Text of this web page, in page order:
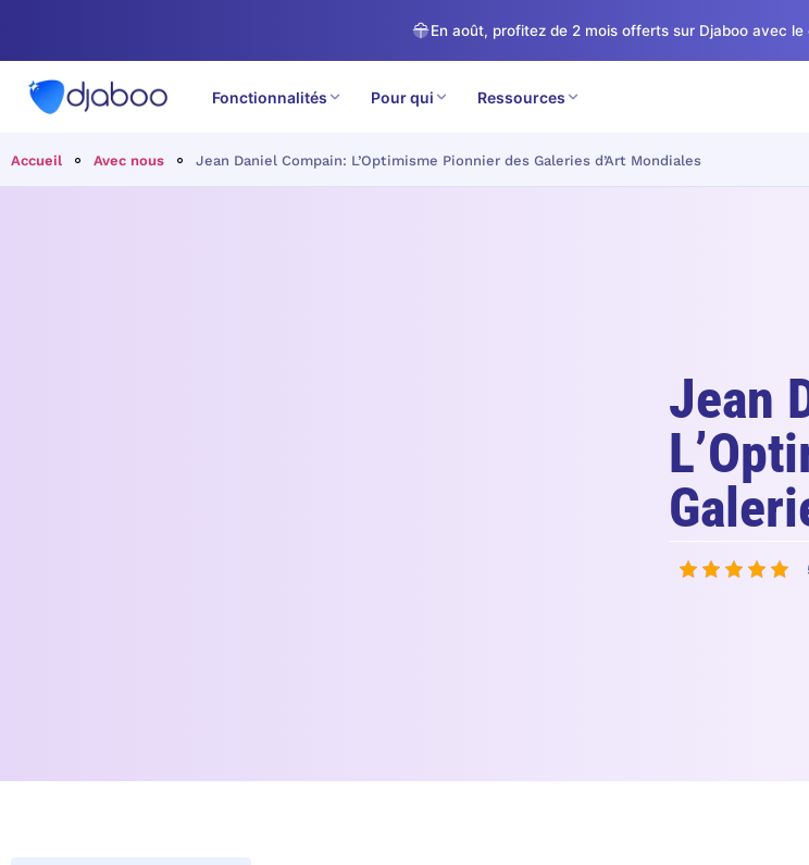
En août, profitez de 2 mois offerts sur Djaboo avec le
Fonctionnalités Pour qui Ressources
Accueil Avec nous Jean Daniel Compain: L’Optimisme Pionnier des Galeries d’Art Mondiales
Jean